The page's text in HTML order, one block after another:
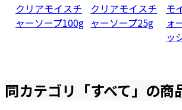
クリアモイスチ
ャーソープ100g
クリアモイスチ
ャーソープ25g
モ
ォ
ッ
同カテゴリ「すべて 」の商